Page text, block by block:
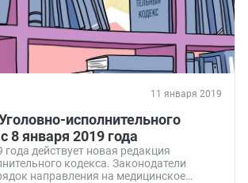
11 января 2019
исполнительного
8 января 2019 года
года действует новая редакция
кодекса. Законодатели
направления на медицинское